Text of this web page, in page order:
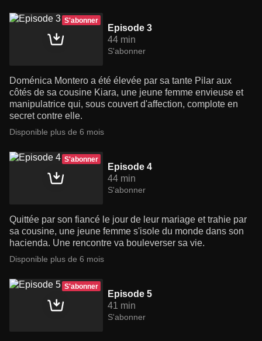
S'abonner
Episode 3
44 min
S'abonner
Doménica Montero a été élevée par sa tante Pilar aux
côtés de sa cousine Kiara, une jeune femme envieuse et
manipulatrice qui, sous couvert d'affection, complote en
secret contre elle.
Disponible plus de 6 mois
S'abonner
Episode 4
44 min
S'abonner
Quittée par son fiancé le jour de leur mariage et trahie par
sa cousine, une jeune femme s'isole du monde dans son
hacienda. Une rencontre va bouleverser sa vie.
Disponible plus de 6 mois
S'abonner
Episode 5
41 min
S'abonner